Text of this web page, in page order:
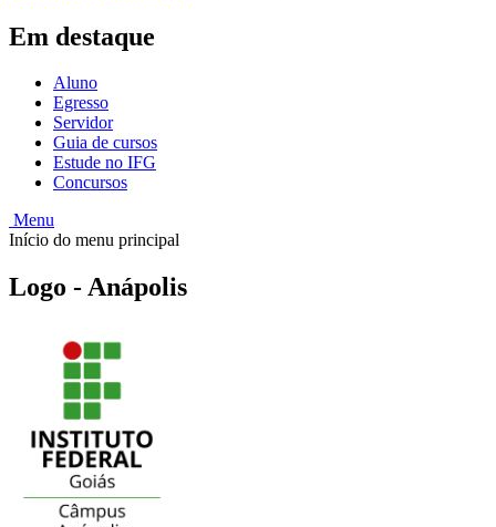
Em destaque
Aluno
Egresso
Servidor
Guia de cursos
Estude no IFG
Concursos
Menu
Início do menu principal
Logo - Anápolis